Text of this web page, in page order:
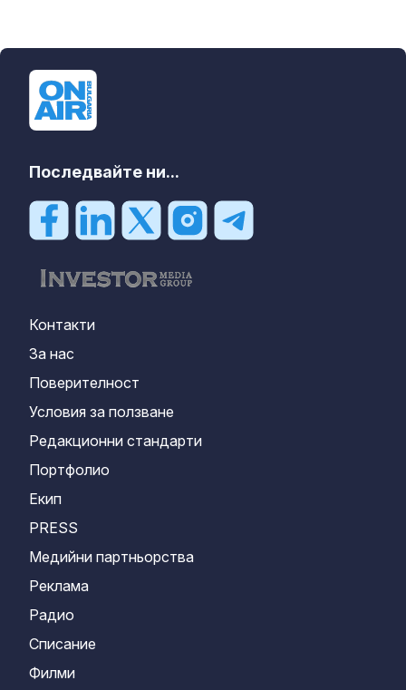
Последвайте ни...
Контакти
За нас
Поверителност
Условия за ползване
Редакционни стандарти
Портфолио
Екип
PRESS
Медийни партньорства
Реклама
Радио
Списание
Филми